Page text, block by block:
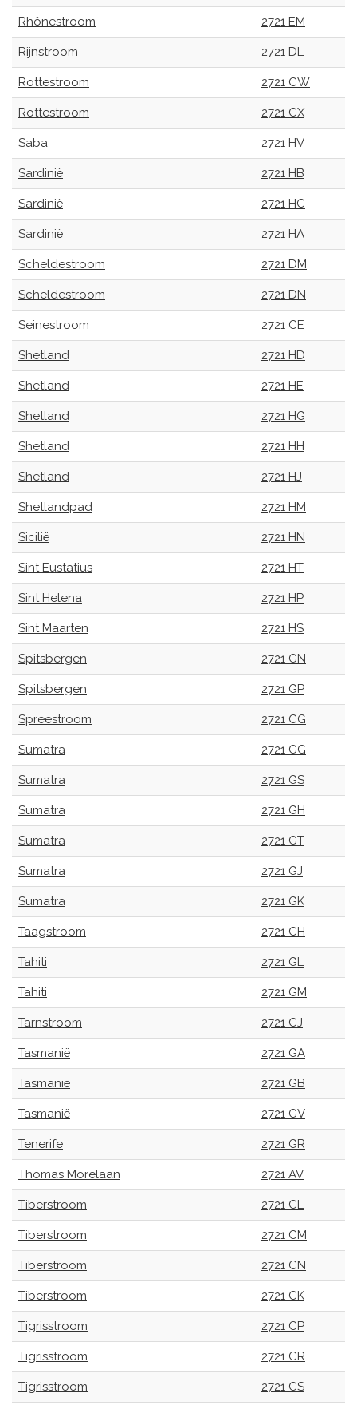
Rhônestroom 2721 EM
Rijnstroom 2721 DL
Rottestroom 2721 CW
Rottestroom 2721 CX
Saba 2721 HV
Sardinië 2721 HB
Sardinië 2721 HC
Sardinië 2721 HA
Scheldestroom 2721 DM
Scheldestroom 2721 DN
Seinestroom 2721 CE
Shetland 2721 HD
Shetland 2721 HE
Shetland 2721 HG
Shetland 2721 HH
Shetland 2721 HJ
Shetlandpad 2721 HM
Sicilië 2721 HN
Sint Eustatius 2721 HT
Sint Helena 2721 HP
Sint Maarten 2721 HS
Spitsbergen 2721 GN
Spitsbergen 2721 GP
Spreestroom 2721 CG
Sumatra 2721 GG
Sumatra 2721 GS
Sumatra 2721 GH
Sumatra 2721 GT
Sumatra 2721 GJ
Sumatra 2721 GK
Taagstroom 2721 CH
Tahiti 2721 GL
Tahiti 2721 GM
Tarnstroom 2721 CJ
Tasmanië 2721 GA
Tasmanië 2721 GB
Tasmanië 2721 GV
Tenerife 2721 GR
Thomas Morelaan 2721 AV
Tiberstroom 2721 CL
Tiberstroom 2721 CM
Tiberstroom 2721 CN
Tiberstroom 2721 CK
Tigrisstroom 2721 CP
Tigrisstroom 2721 CR
Tigrisstroom 2721 CS